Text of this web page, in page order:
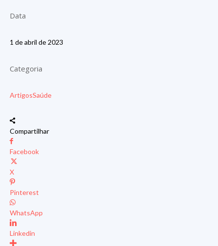
Data
1 de abril de 2023
Categoria
ArtigosSaúde
Compartilhar
Facebook
X
Pinterest
WhatsApp
Linkedin